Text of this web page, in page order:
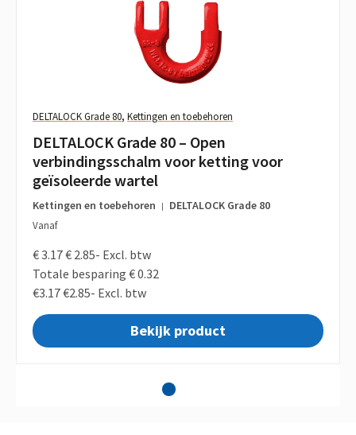
DELTALOCK Grade 80, Kettingen en toebehoren
DELTALOCK Grade 80 – Open
verbindingsschalm voor ketting voor
geïsoleerde wartel
Kettingen en toebehoren | DELTALOCK Grade 80
Vanaf
€ 3.17€ 2.85- Excl. btw
Totale besparing € 0.32
€3.17€2.85- Excl. btw
Bekijk product
4